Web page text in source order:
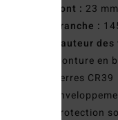
Pont : 23 mm
Branche :
Hauteur
Monture en
Verres CR39
Protection